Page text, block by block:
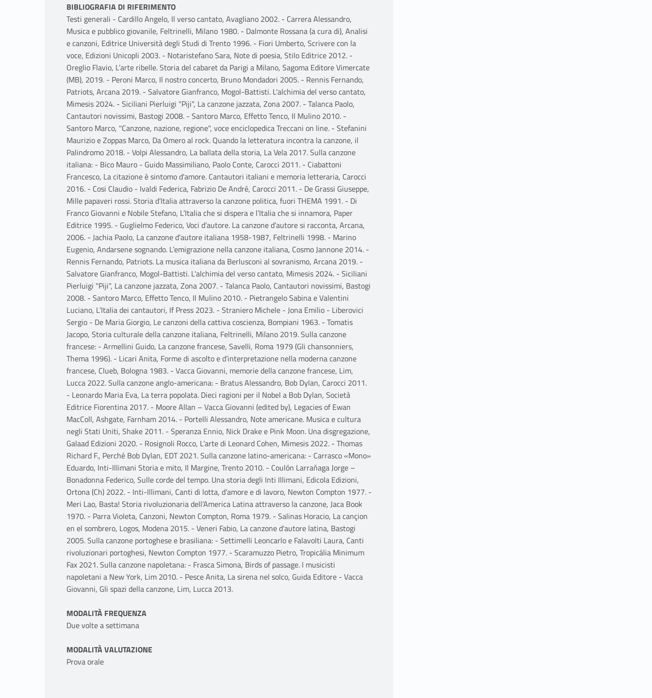
BIBLIOGRAFIA DI RIFERIMENTO
Testi generali - Cardillo Angelo, Il verso cantato, Avagliano 2002. - Carrera Alessandro,
Musica e pubblico giovanile, Feltrinelli, Milano 1980. - Dalmonte Rossana (a cura di), Analisi
e canzoni, Editrice Università degli Studi di Trento 1996. - Fiori Umberto, Scrivere con la
voce, Edizioni Unicopli 2003. - Notaristefano Sara, Note di poesia, Stilo Editrice 2012. -
Oreglio Flavio, L’arte ribelle. Storia del cabaret da Parigi a Milano, Sagoma Editore Vimercate
(MB), 2019. - Peroni Marco, Il nostro concerto, Bruno Mondadori 2005. - Rennis Fernando,
Patriots, Arcana 2019. - Salvatore Gianfranco, Mogol-Battisti. L'alchimia del verso cantato,
Mimesis 2024. - Siciliani Pierluigi "Piji", La canzone jazzata, Zona 2007. - Talanca Paolo,
Cantautori novissimi, Bastogi 2008. - Santoro Marco, Effetto Tenco, Il Mulino 2010. -
Santoro Marco, "Canzone, nazione, regione", voce enciclopedica Treccani on line. - Stefanini
Maurizio e Zoppas Marco, Da Omero al rock. Quando la letteratura incontra la canzone, il
Palindromo 2018. - Volpi Alessandro, La ballata della storia, La Vela 2017. Sulla canzone
italiana: - Bico Mauro - Guido Massimiliano, Paolo Conte, Carocci 2011. - Ciabattoni
Francesco, La citazione è sintomo d'amore. Cantautori italiani e memoria letteraria, Carocci
2016. - Cosi Claudio - Ivaldi Federica, Fabrizio De André, Carocci 2011. - De Grassi Giuseppe,
Mille papaveri rossi. Storia d’Italia attraverso la canzone politica, fuori THEMA 1991. - Di
Franco Giovanni e Nobile Stefano, L’Italia che si dispera e l’Italia che si innamora, Paper
Editrice 1995. - Guglielmo Federico, Voci d’autore. La canzone d’autore si racconta, Arcana,
2006. - Jachia Paolo, La canzone d’autore italiana 1958-1987, Feltrinelli 1998. - Marino
Eugenio, Andarsene sognando. L’emigrazione nella canzone italiana, Cosmo Jannone 2014. -
Rennis Fernando, Patriots. La musica italiana da Berlusconi al sovranismo, Arcana 2019. -
Salvatore Gianfranco, Mogol-Battisti. L'alchimia del verso cantato, Mimesis 2024. - Siciliani
Pierluigi "Piji", La canzone jazzata, Zona 2007. - Talanca Paolo, Cantautori novissimi, Bastogi
2008. - Santoro Marco, Effetto Tenco, Il Mulino 2010. - Pietrangelo Sabina e Valentini
Luciano, L’Italia dei cantautori, If Press 2023. - Straniero Michele - Jona Emilio - Liberovici
Sergio - De Maria Giorgio, Le canzoni della cattiva coscienza, Bompiani 1963. - Tomatis
Jacopo, Storia culturale della canzone italiana, Feltrinelli, Milano 2019. Sulla canzone
francese: - Armellini Guido, La canzone francese, Savelli, Roma 1979 (Gli chansonniers,
Thema 1996). - Licari Anita, Forme di ascolto e d’interpretazione nella moderna canzone
francese, Clueb, Bologna 1983. - Vacca Giovanni, memorie della canzone francese, Lim,
Lucca 2022. Sulla canzone anglo-americana: - Bratus Alessandro, Bob Dylan, Carocci 2011.
- Leonardo Maria Eva, La terra popolata. Dieci ragioni per il Nobel a Bob Dylan, Società
Editrice Fiorentina 2017. - Moore Allan – Vacca Giovanni (edited by), Legacies of Ewan
MacColl, Ashgate, Farnham 2014. - Portelli Alessandro, Note americane. Musica e cultura
negli Stati Uniti, Shake 2011. - Speranza Ennio, Nick Drake e Pink Moon. Una disgregazione,
Galaad Edizioni 2020. - Rosignoli Rocco, L’arte di Leonard Cohen, Mimesis 2022. - Thomas
Richard F., Perché Bob Dylan, EDT 2021. Sulla canzone latino-americana: - Carrasco «Mono»
Eduardo, Inti-Illimani Storia e mito, Il Margine, Trento 2010. - Coulón Larraňaga Jorge –
Bonadonna Federico, Sulle corde del tempo. Una storia degli Inti Illimani, Edicola Edizioni,
Ortona (Ch) 2022. - Inti-Illimani, Canti di lotta, d’amore e di lavoro, Newton Compton 1977. -
Meri Lao, Basta! Storia rivoluzionaria dell’America Latina attraverso la canzone, Jaca Book
1970. - Parra Violeta, Canzoni, Newton Compton, Roma 1979. - Salinas Horacio, La cançion
en el sombrero, Logos, Modena 2015. - Veneri Fabio, La canzone d'autore latina, Bastogi
2005. Sulla canzone portoghese e brasiliana: - Settimelli Leoncarlo e Falavolti Laura, Canti
rivoluzionari portoghesi, Newton Compton 1977. - Scaramuzzo Pietro, Tropicália Minimum
Fax 2021. Sulla canzone napoletana: - Frasca Simona, Birds of passage. I musicisti
napoletani a New York, Lim 2010. - Pesce Anita, La sirena nel solco, Guida Editore - Vacca
Giovanni, Gli spazi della canzone, Lim, Lucca 2013.
MODALITÀ FREQUENZA
Due volte a settimana
MODALITÀ VALUTAZIONE
Prova orale